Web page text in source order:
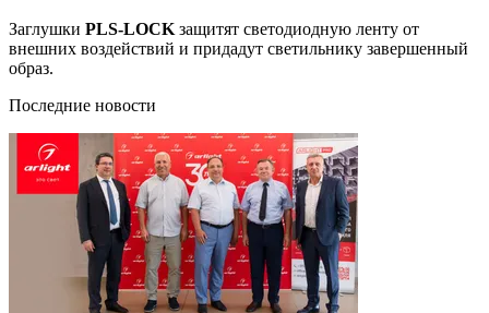
Заглушки PLS-LOCK защитят светодиодную ленту от
внешних воздействий и придадут светильнику завершенный
образ.
Последние новости